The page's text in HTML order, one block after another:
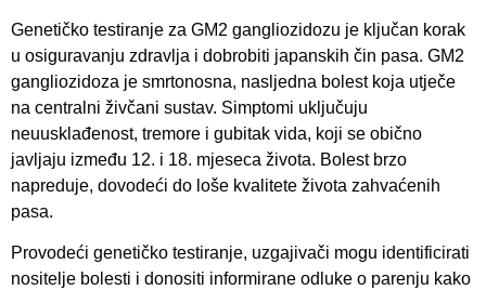
Genetičko testiranje za GM2 gangliozidozu je ključan korak
u osiguravanju zdravlja i dobrobiti japanskih čin pasa. GM2
gangliozidoza je smrtonosna, nasljedna bolest koja utječe
na centralni živčani sustav. Simptomi uključuju
neuusklađenost, tremore i gubitak vida, koji se obično
javljaju između 12. i 18. mjeseca života. Bolest brzo
napreduje, dovodeći do loše kvalitete života zahvaćenih
pasa.
Provodeći genetičko testiranje, uzgajivači mogu identificirati
nositelje bolesti i donositi informirane odluke o parenju kako